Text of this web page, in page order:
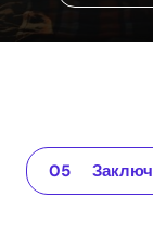
Осваивая время:
The